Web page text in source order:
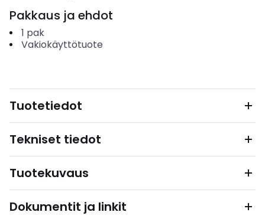
Pakkaus ja ehdot
1 pak
Vakiokäyttötuote
Tuotetiedot
Tekniset tiedot
Tuotekuvaus
Dokumentit ja linkit